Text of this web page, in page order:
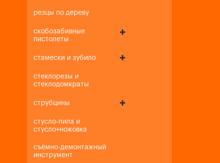
резцы по дереву
скобозабивные
пистолеты
стамески и зубило
стеклорезы и
стеклодомкраты
струбцины
стусло-пила и
стусло+ножовка
съёмно-демонтажный
инструмент